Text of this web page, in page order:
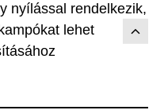
nyílással rendelkezik,
lehet